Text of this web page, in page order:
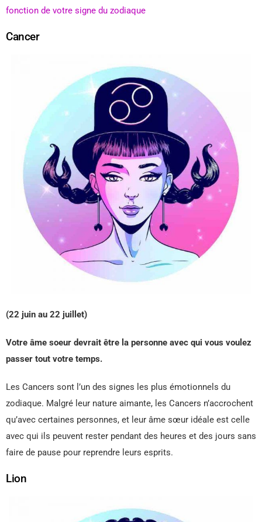
fonction de votre signe du zodiaque
Cancer
(22 juin au 22 juillet)
Votre âme soeur devrait être la personne avec qui vous voulez
passer tout votre temps.
Les Cancers sont l’un des signes les plus émotionnels du
zodiaque. Malgré leur nature aimante, les Cancers n’accrochent
qu’avec certaines personnes, et leur âme sœur idéale est celle
avec qui ils peuvent rester pendant des heures et des jours sans
faire de pause pour reprendre leurs esprits.
Lion